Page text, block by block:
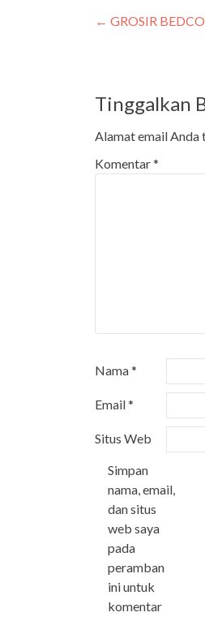
← GROSIR
Tinggalkan
Alamat email
Komentar*
Nama*
Email*
Situs Web
Simpan
nama, email,
dan situs
web saya
pada
peramban
ini untuk
komentar